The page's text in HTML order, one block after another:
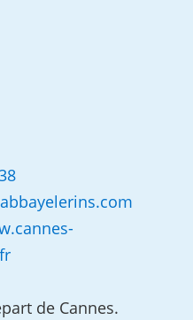
abbayelerins.com
de Cannes.